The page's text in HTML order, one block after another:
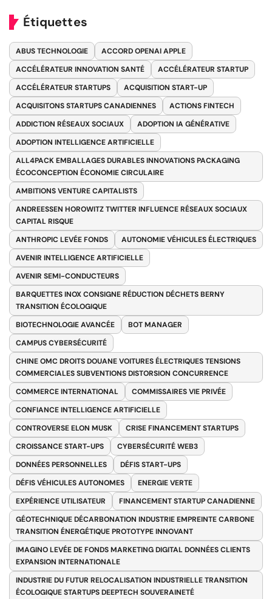
Étiquettes
ABUS TECHNOLOGIE
ACCORD OPENAI APPLE
ACCÉLÉRATEUR INNOVATION SANTÉ
ACCÉLÉRATEUR STARTUP
ACCÉLÉRATEUR STARTUPS
ACQUISITION START-UP
ACQUISITONS STARTUPS CANADIENNES
ACTIONS FINTECH
ADDICTION RÉSEAUX SOCIAUX
ADOPTION IA GÉNÉRATIVE
ADOPTION INTELLIGENCE ARTIFICIELLE
ALL4PACK EMBALLAGES DURABLES INNOVATIONS PACKAGING
ÉCOCONCEPTION ÉCONOMIE CIRCULAIRE
AMBITIONS VENTURE CAPITALISTS
ANDREESSEN HOROWITZ TWITTER INFLUENCE RÉSEAUX SOCIAUX
CAPITAL RISQUE
ANTHROPIC LEVÉE FONDS
AUTONOMIE VÉHICULES ÉLECTRIQUES
AVENIR INTELLIGENCE ARTIFICIELLE
AVENIR SEMI-CONDUCTEURS
BARQUETTES INOX CONSIGNE RÉDUCTION DÉCHETS BERNY
TRANSITION ÉCOLOGIQUE
BIOTECHNOLOGIE AVANCÉE
BOT MANAGER
CAMPUS CYBERSÉCURITÉ
CHINE OMC DROITS DOUANE VOITURES ÉLECTRIQUES TENSIONS
COMMERCIALES SUBVENTIONS DISTORSION CONCURRENCE
COMMERCE INTERNATIONAL
COMMISSAIRES VIE PRIVÉE
CONFIANCE INTELLIGENCE ARTIFICIELLE
CONTROVERSE ELON MUSK
CRISE FINANCEMENT STARTUPS
CROISSANCE START-UPS
CYBERSÉCURITÉ WEB3
DONNÉES PERSONNELLES
DÉFIS START-UPS
DÉFIS VÉHICULES AUTONOMES
ENERGIE VERTE
EXPÉRIENCE UTILISATEUR
FINANCEMENT STARTUP CANADIENNE
GÉOTECHNIQUE DÉCARBONATION INDUSTRIE EMPREINTE CARBONE
TRANSITION ÉNERGÉTIQUE PROTOTYPE INNOVANT
IMAGINO LEVÉE DE FONDS MARKETING DIGITAL DONNÉES CLIENTS
EXPANSION INTERNATIONALE
INDUSTRIE DU FUTUR RELOCALISATION INDUSTRIELLE TRANSITION
ÉCOLOGIQUE STARTUPS DEEPTECH SOUVERAINETÉ